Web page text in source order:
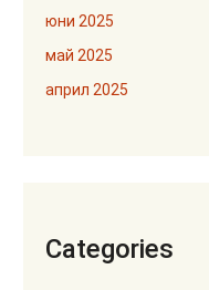
юни 2025
май 2025
април 2025
Categories